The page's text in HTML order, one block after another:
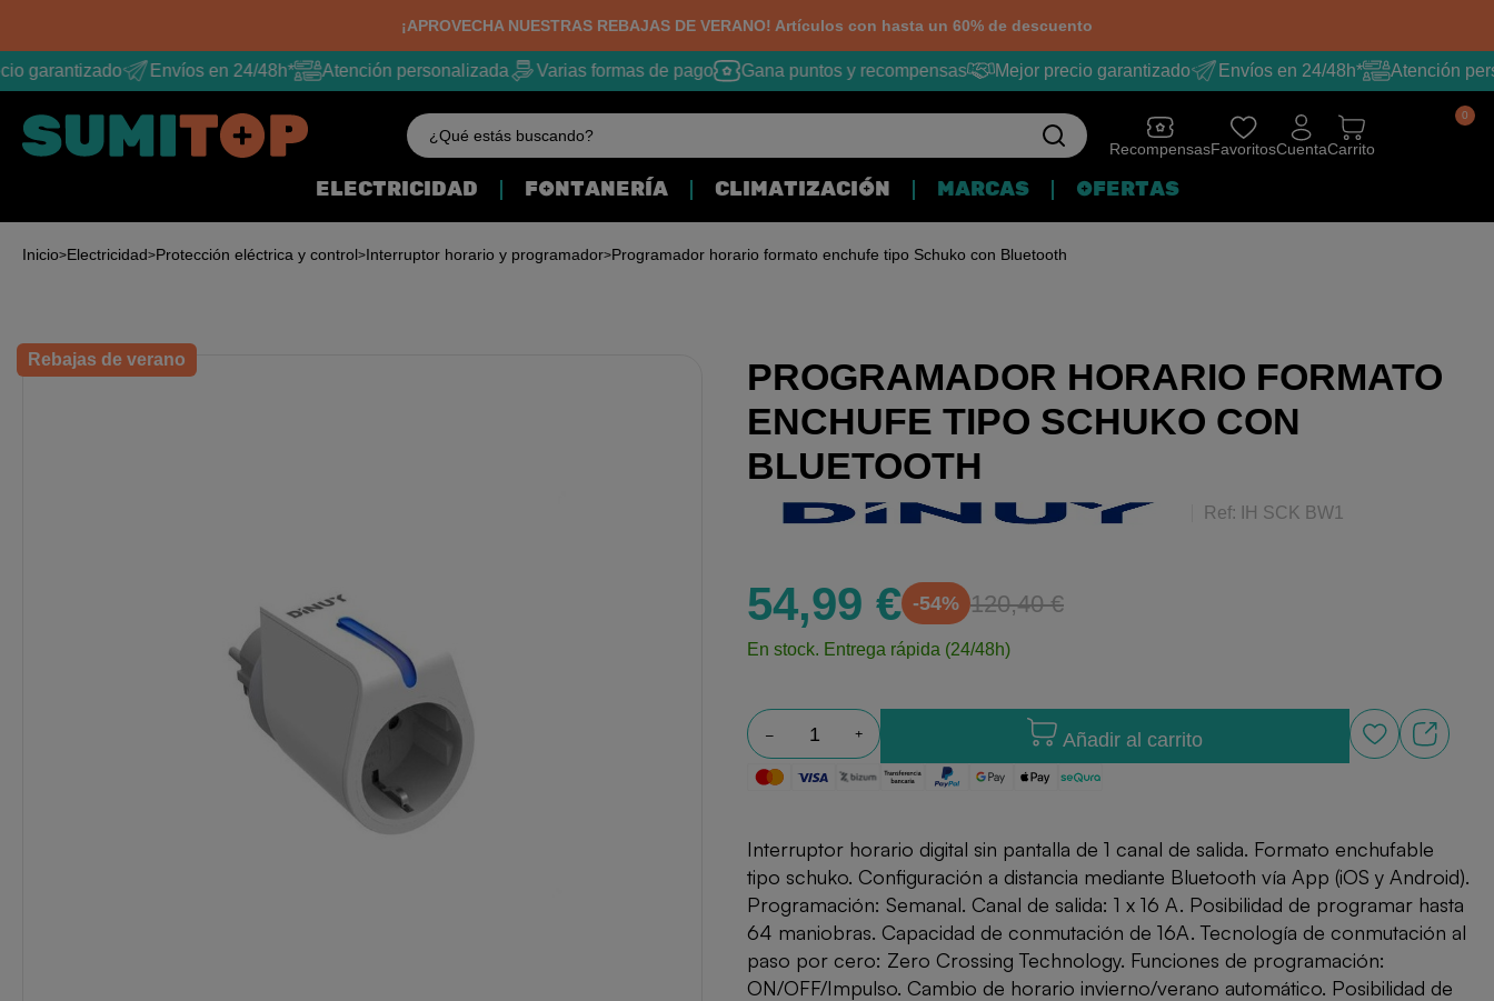
¡APROVECHA NUESTRAS REBAJAS DE VERANO! Artículos con hasta un 60% de descuento
garantizado Envíos en 24/48h* Atención personalizada Varias formas de pago Gana puntos y recompensas Mejor precio garantizado Envíos en 24/48h* Atención
¿Qué estás buscando?
RecompensasFavoritosCuentaCarrito
0
ELECTRICIDAD FONTANERÍA CLIMATIZACIÓN MARCAS OFERTAS
Inicio Electricidad Protección eléctrica y control Interruptor horario y programador Programador horario formato enchufe tipo Schuko con Bluetooth
Rebajas de verano
PROGRAMADOR HORARIO FORMATO
ENCHUFE TIPO SCHUKO CON
BLUETOOTH
Ref: IH SCK BW1
54,99 € -54% 120,40 €
En stock. Entrega rápida (24/48h)
Añadir al carrito
Interruptor horario digital sin pantalla de 1 canal de salida. Formato enchufable
tipo schuko. Configuración a distancia mediante Bluetooth vía App (iOS y Android).
Programación: Semanal. Canal de salida: 1 x 16 A. Posibilidad de programar hasta
64 maniobras. Capacidad de conmutación de 16A. Tecnología de conmutación al
paso por cero: Zero Crossing Technology. Funciones de programación:
ON/OFF/Impulso. Cambio de horario invierno/verano automático. Posibilidad de